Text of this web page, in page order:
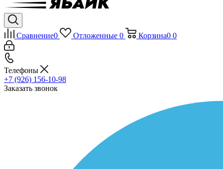
Сравнение0 Отложенные 0 Корзина0 0
Телефоны
+7 (926) 156-10-98
Заказать звонок